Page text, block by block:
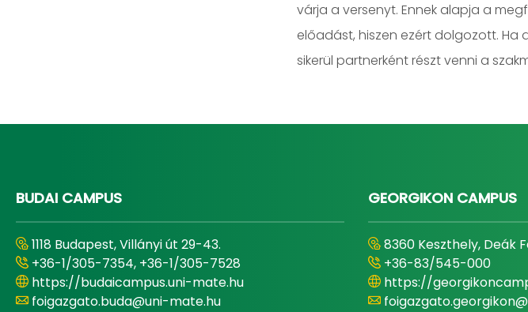
várja a versenyt. Ennek alapja a
előadást, hiszen ezért dolgozott.
sikerül partnerként részt venni a
BUDAI CAMPUS
1118 Budapest, Villányi út 29-43.
+36-1/305-7354, +36-1/305-7528
https://budaicampus.uni-mate.hu
foigazgato.buda@uni-mate.hu
GEORGIKON CAMPUS
8360 Keszthely, Deák
+36-83/545-000
https://